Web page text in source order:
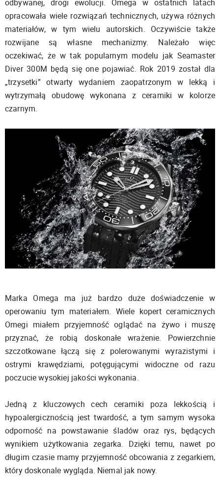
odbywanej, drogi ewolucji. Omega w ostatnich latach
opracowała wiele rozwiązań technicznych, używa różnych
materiałów, w tym wielu autorskich. Oczywiście także
rozwijane są własne mechanizmy. Należało więc
oczekiwać, że w tak popularnym modelu jak Seamaster
Diver 300M będą się one pojawiać. Rok 2019 został dla
„trzysetki” otwarty wydaniem zaopatrzonym w lekką i
wytrzymałą obudowę wykonana z ceramiki w kolorze
czarnym.
Marka Omega ma już bardzo duże doświadczenie w
operowaniu tym materiałem. Wiele kopert ceramicznych
Omegi miałem przyjemność oglądać na żywo i muszę
przyznać, że robią doskonałe wrażenie. Powierzchnie
szczotkowane łączą się z polerowanymi wyrazistymi i
ostrymi krawędziami, potęgującymi widoczne od razu
poczucie wysokiej jakości wykonania.
Jedną z kluczowych cech ceramiki poza lekkością i
hypoalergicznością jest twardość, a tym samym wysoka
odporność na powstawanie śladów oraz rys, będących
wynikiem użytkowania zegarka. Dzięki temu, nawet po
długim czasie mamy przyjemność obcowania z zegarkiem,
który doskonale wygląda. Niemal jak nowy.